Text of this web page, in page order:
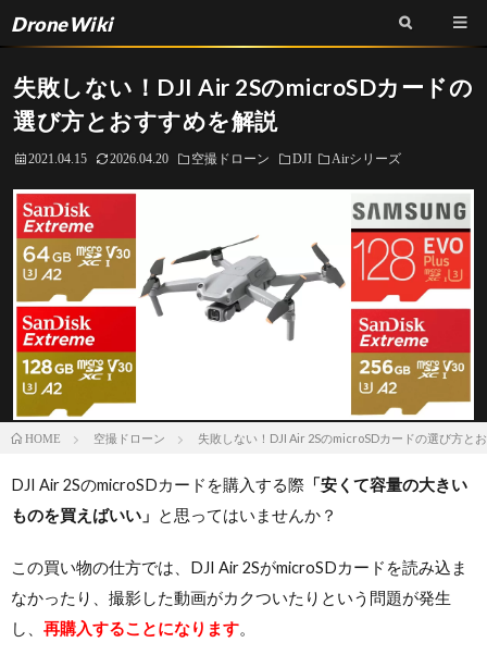
DroneWiki
失敗しない！DJI Air 2SのmicroSDカードの
選び方とおすすめを解説
2021.04.15 2026.04.20 空撮ドローン DJI Airシリーズ
HOME 空撮ドローン 失敗しない！DJI Air 2SのmicroSDカードの選び方と
DJI Air 2SのmicroSDカードを購入する際 「安くて容量の大きい
ものを買えばいい」 と思ってはいませんか？
この買い物の仕方では、DJI Air 2SがmicroSDカードを読み込ま
なかったり、撮影した動画がカクついたりという問題が発生
し、 再購入することになります。